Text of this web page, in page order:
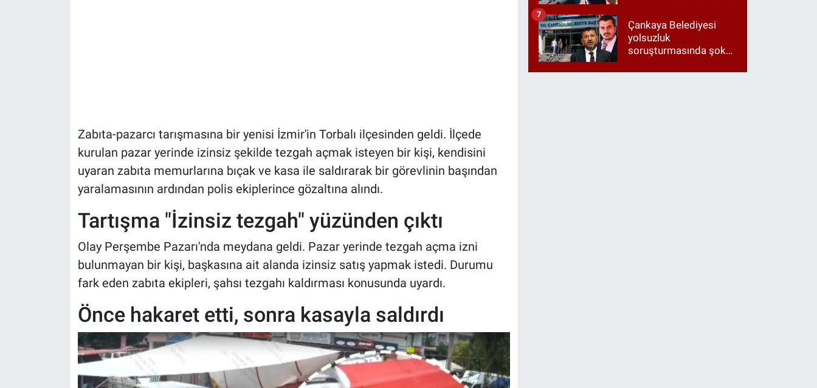
Zabıta-pazarcı tarışmasına bir yenisi İzmir'in Torbalı ilçesinden geldi. İlçede
kurulan pazar yerinde izinsiz şekilde tezgah açmak isteyen bir kişi, kendisini
uyaran zabıta memurlarına bıçak ve kasa ile saldırarak bir görevlinin başından
yaralamasının ardından polis ekiplerince gözaltına alındı.
Tartışma "İzinsiz tezgah" yüzünden çıktı
Olay Perşembe Pazarı'nda meydana geldi. Pazar yerinde tezgah açma izni
bulunmayan bir kişi, başkasına ait alanda izinsiz satış yapmak istedi. Durumu
fark eden zabıta ekipleri, şahsı tezgahı kaldırması konusunda uyardı.
Önce hakaret etti, sonra kasayla saldırdı
başvuru şartları neler?
Çankaya Belediyesi
yolsuzluk
soruşturmasında şok
Ağbaba yönetiyordu..."
7